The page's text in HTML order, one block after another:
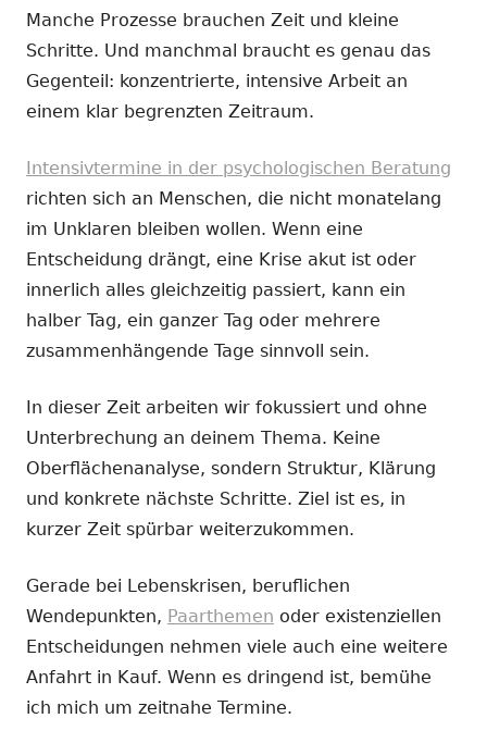
Manche Prozesse brauchen Zeit und kleine
Schritte. Und manchmal braucht es genau das
Gegenteil: konzentrierte, intensive Arbeit an
einem klar begrenzten Zeitraum.
Intensivtermine in der psychologischen Beratung
richten sich an Menschen, die nicht monatelang
im Unklaren bleiben wollen. Wenn eine
Entscheidung drängt, eine Krise akut ist oder
innerlich alles gleichzeitig passiert, kann ein
halber Tag, ein ganzer Tag oder mehrere
zusammenhängende Tage sinnvoll sein.
In dieser Zeit arbeiten wir fokussiert und ohne
Unterbrechung an deinem Thema. Keine
Oberflächenanalyse, sondern Struktur, Klärung
und konkrete nächste Schritte. Ziel ist es, in
kurzer Zeit spürbar weiterzukommen.
Gerade bei Lebenskrisen, beruflichen
Wendepunkten, Paarthemen oder existenziellen
Entscheidungen nehmen viele auch eine weitere
Anfahrt in Kauf. Wenn es dringend ist, bemühe
ich mich um zeitnahe Termine.